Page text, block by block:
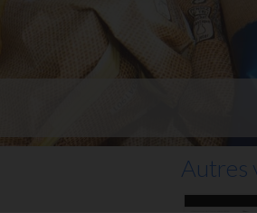
Autres